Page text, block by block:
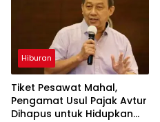
Hiburan
Tiket Pesawat Mahal,
Pengamat Usul Pajak Avtur
Dihapus untuk Hidupkan